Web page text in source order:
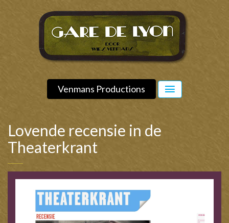
Venmans Productions
Lovende recensie in de
Theaterkrant